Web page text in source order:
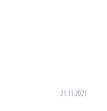
21.11.2021